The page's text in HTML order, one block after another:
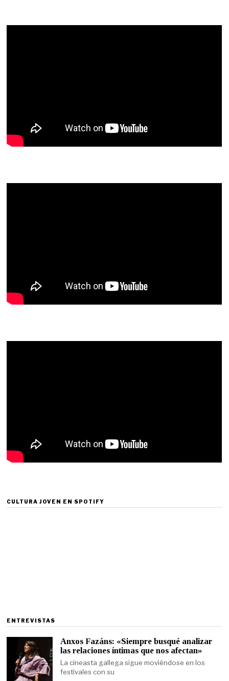
CULTURA JOVEN EN SPOTIFY
ENTREVISTAS
Anxos Fazáns: «Siempre busqué analizar
las relaciones íntimas que nos afectan»
La cineasta gallega sigue moviéndose en los
festivales con su